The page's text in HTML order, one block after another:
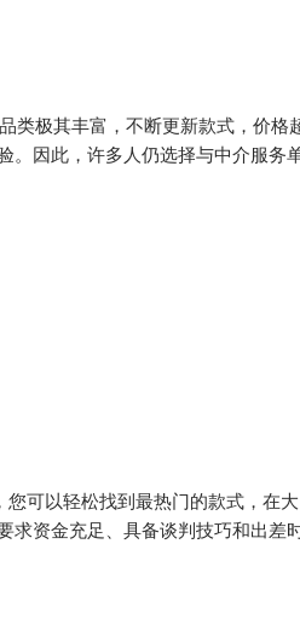
类极其丰富，不断更新款式，价格
。因此，许多人仍选择与中介服务
可以轻松找到最热门的款式，在大
求资金充足、具备谈判技巧和出差